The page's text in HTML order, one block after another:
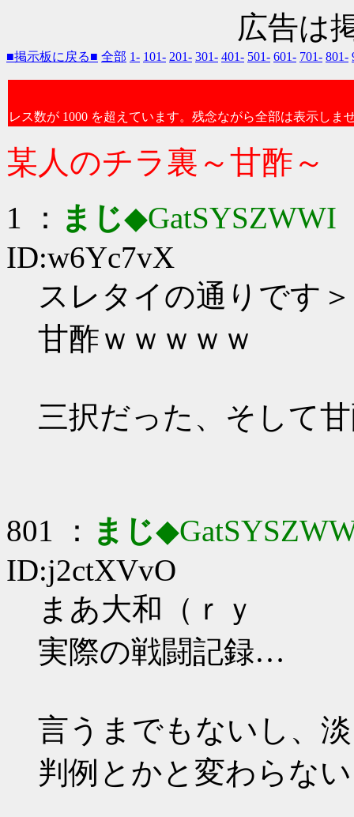
広告は
■掲示板に戻る■ 全部 1- 101- 201- 301- 401- 501- 601- 701- 801-
レス数が 1000 を超えています。残念ながら全部は表示しま
某人のチラ裏～甘酢～
1 ： まじ◆GatSYSZWWI
ID:w6Yc7vX
スレタイの通りです
甘酢ｗｗｗｗｗ
三択だった、そして
801 ： まじ
ID:j2ctXVvO
まあ大和（ｒｙ
実際の戦闘記録…
言うまでもないし、
判例とかと変わらない